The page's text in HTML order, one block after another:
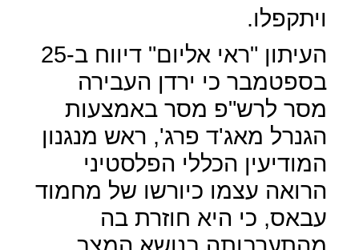
ויתקפלו.
העיתון "ראי אליום" דיווח ב-25
בספטמבר כי ירדן העבירה
מסר לרש"פ מסר באמצעות
הגנרל מאג'ד פרג', ראש מנגנון
המודיעין הכללי הפלסטיני
הרואה עצמו כיורשו של מחמוד
עבאס, כי היא חוזרת בה
מהתערבותה בנושא המצב